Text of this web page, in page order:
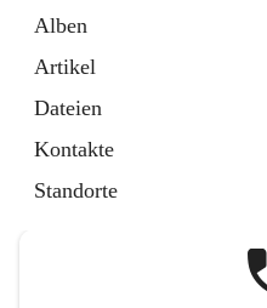
Alben
Artikel
Dateien
Kontakte
Standorte